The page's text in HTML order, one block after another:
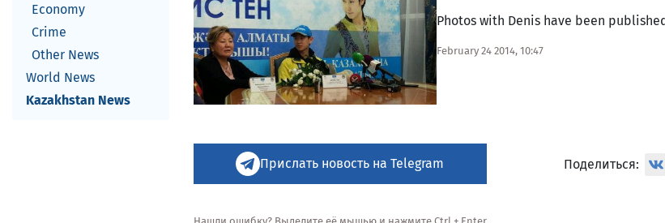
Economy
Crime
Other News
World News
Kazakhstan News
Photos with Denis have been
February 24 2014, 10:47
Прислать новость на Telegram Поделиться: